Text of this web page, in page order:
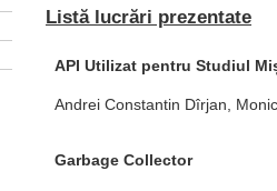
Listă lucrări prezentate
API Utilizat pentru Studiul
Andrei Constantin Dîrjan,
Garbage Collector